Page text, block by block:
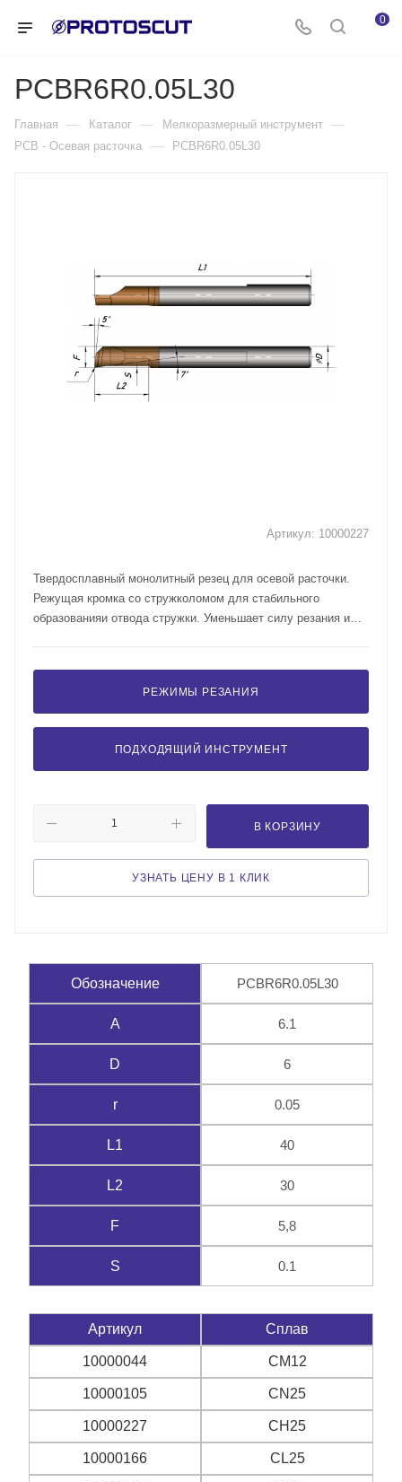
0
PCBR6R0.05L30
Главная — Каталог — Мелкоразмерный инструмент —
PCB - Осевая расточка — PCBR6R0.05L30
Артикул: 10000227
Твердосплавный монолитный резец для осевой расточки.
Режущая кромка со стружколомом для стабильного
образованияи отвода стружки. Уменьшает силу резания и
РЕЖИМЫ РЕЗАНИЯ
ПОДХОДЯЩИЙ ИНСТРУМЕНТ
В КОРЗИНУ
УЗНАТЬ ЦЕНУ В 1 КЛИК
Обозначение PCBR6R0.05L30
A 6.1
D 6
r 0.05
L1 40
L2 30
F 5,8
S 0.1
Артикул Сплав
10000044 CM12
10000105 CN25
10000227 CH25
10000166 CL25